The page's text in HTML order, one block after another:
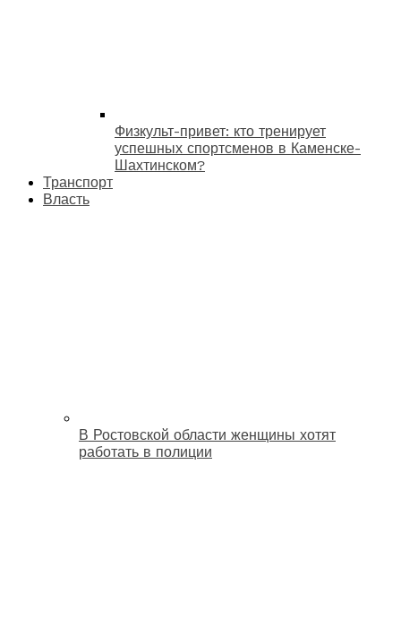
Физкульт-привет: кто тренирует
успешных спортсменов в Каменске-
Шахтинском?
Транспорт
Власть
В Ростовской области женщины хотят
работать в полиции